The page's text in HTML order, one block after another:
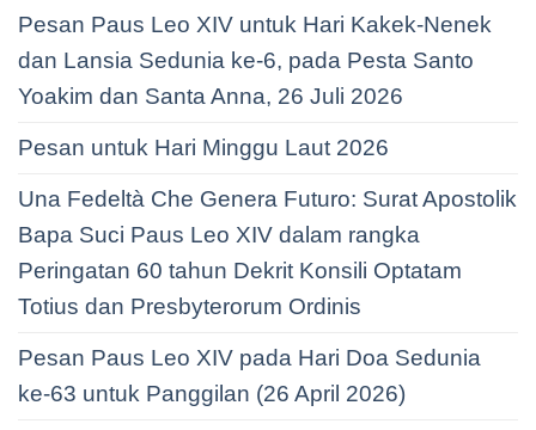
Pesan Paus Leo XIV untuk Hari Kakek-Nenek
dan Lansia Sedunia ke-6, pada Pesta Santo
Yoakim dan Santa Anna, 26 Juli 2026
Pesan untuk Hari Minggu Laut 2026
Una Fedeltà Che Genera Futuro: Surat Apostolik
Bapa Suci Paus Leo XIV dalam rangka
Peringatan 60 tahun Dekrit Konsili Optatam
Totius dan Presbyterorum Ordinis
Pesan Paus Leo XIV pada Hari Doa Sedunia
ke-63 untuk Panggilan (26 April 2026)